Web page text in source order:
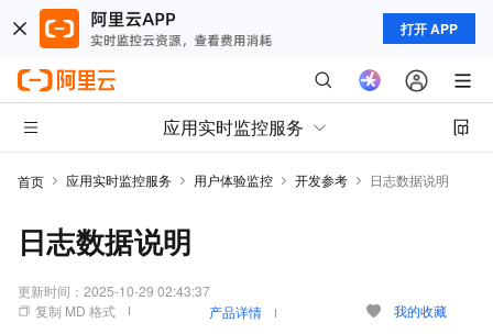
打开 APP
应用实时监控服务
首页 应用实时监控服务 用户体验监控 开发参考 日志数据说明
日志数据说明
更新时间： 2025-10-29 02:43:37
复制 MD 格式
产品详情 我的收藏